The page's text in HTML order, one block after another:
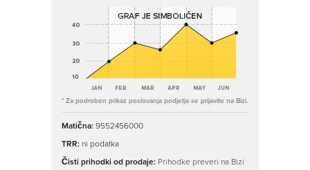
* Za podroben prikaz poslovanja podjetja se prijavite na Bizi.
Matična:9552456000
TRR: ni podatka
Čisti prihodki od prodaje: Prihodke preveri na Bizi